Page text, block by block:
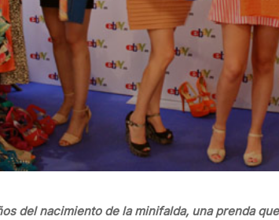
del nacimiento de la minifalda, una prenda